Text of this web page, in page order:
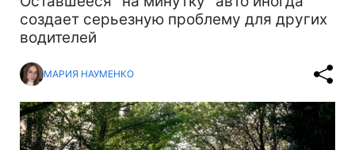
создает серьезную проблему для других
водителей
МАРИЯ НАУМЕНКО